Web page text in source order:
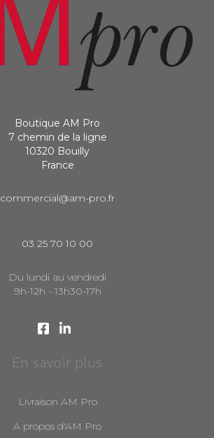
Boutique AM Pro
7 chemin de la ligne
10320 Bouilly
France
commercial@am-pro.fr
03 25 70 10 00
Du lundi au vendredi
9h-12h - 13h30-17h
En savoir plus
Livraison AM Pro
A propos d'AM Pro